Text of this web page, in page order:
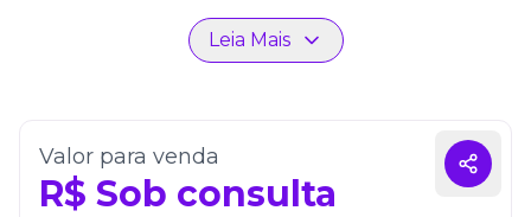
uma oportunidade de investimento seguro. A
distribuição inteligente dos ambientes garante
luminosidade e ventilação natural, criando uma
Localizado em uma das regiões mais desejadas do
litoral catarinense, o Benjamin Residence destaca-se
pela proximidade com o mar, pelos comércios e
Leia Mais
Valor para venda
R$ Sob consulta